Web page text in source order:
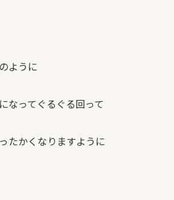
ように
なってぐるぐる回って
たかくなりますように